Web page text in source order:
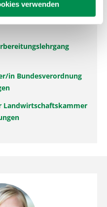
verwendenund
in
in Bundesverordnung
Landwirtschaftskammer